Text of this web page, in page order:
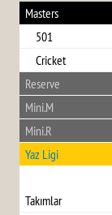
Masters
501
Cricket
Reserve
Mini.M
Mini.R
Yaz Ligi
Takımlar